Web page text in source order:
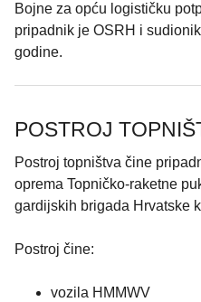
Bojne za opću logističku
pripadnik je OSRH i
godine.
POSTROJ
Postroj topništva čine
oprema Topničko-raketne
gardijskih brigada Hrvatske
Postroj čine:
vozila HMMWV